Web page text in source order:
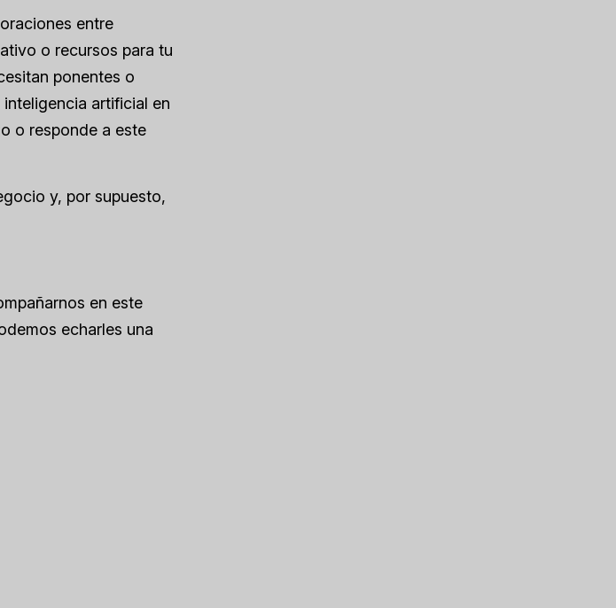
entre
o recursos para tu
ponentes o
artificial en
o responde a este
y, por supuesto,
en este
echarles una